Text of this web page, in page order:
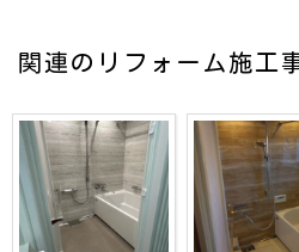
関連のリフォーム施工